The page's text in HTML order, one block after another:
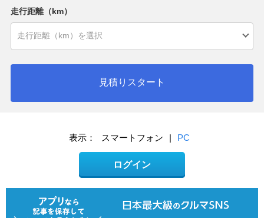
走行距離（km）
見積りスタート
表示： スマートフォン | PC
ログイン